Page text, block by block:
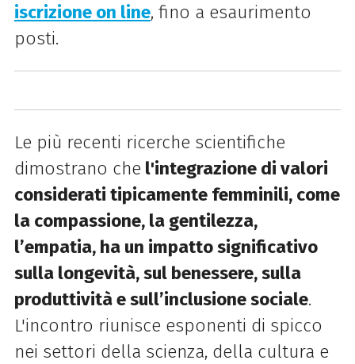
iscrizione on line, fino a esaurimento
posti.
Le più recenti ricerche scientifiche
dimostrano che l'integrazione di valori
considerati tipicamente femminili, come
la compassione, la gentilezza,
l’empatia, ha un impatto significativo
sulla longevità, sul benessere, sulla
produttività e sull’inclusione sociale.
L'incontro riunisce esponenti di spicco
nei settori della scienza, della cultura e